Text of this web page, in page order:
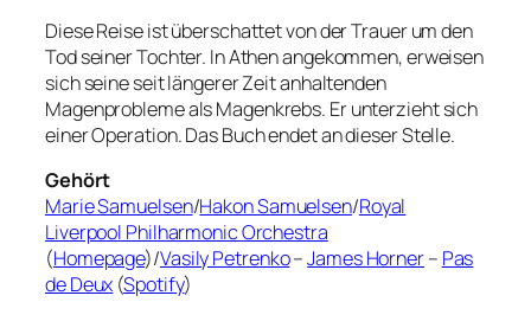
Diese Reise ist überschattet von der Trauer um den
Tod seiner Tochter. In Athen angekommen, erweisen
sich seine seit längerer Zeit anhaltenden
Magenprobleme als Magenkrebs. Er unterzieht sich
einer Operation. Das Buch endet an dieser Stelle.
Gehört
Marie Samuelsen/Hakon Samuelsen/Royal
Liverpool Philharmonic Orchestra
(Homepage)/Vasily Petrenko–James Horner– Pas
de Deux (Spotify)